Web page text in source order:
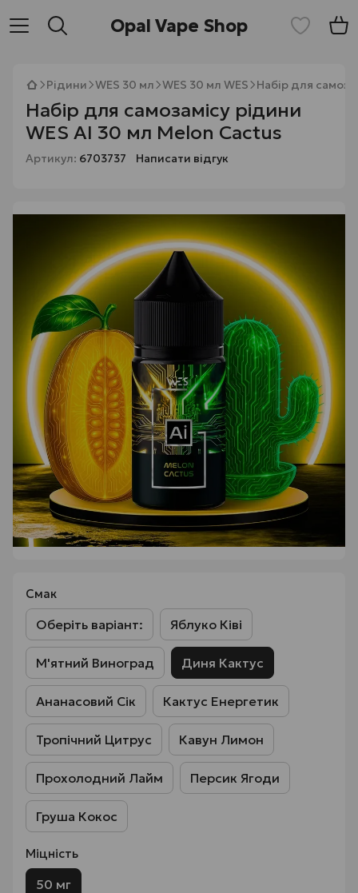
Opal Vape Shop
Рідини WES 30 мл WES 30 мл WES Набір для
Набір для самозамісу рідини
WES AI 30 мл Melon Cactus
Артикул: 6703737 Написати відгук
Смак
Оберіть варіант: Яблуко Ківі
М'ятний Виноград Диня Кактус
Ананасовий Сік Кактус Енергетик
Тропічний Цитрус Кавун Лимон
Прохолодний Лайм Персик Ягоди
Груша Кокос
Міцність
50 мг